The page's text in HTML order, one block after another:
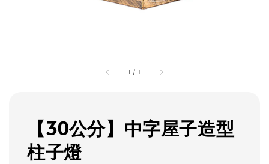
1 / 1
【30公分】中字屋子造型
柱子燈